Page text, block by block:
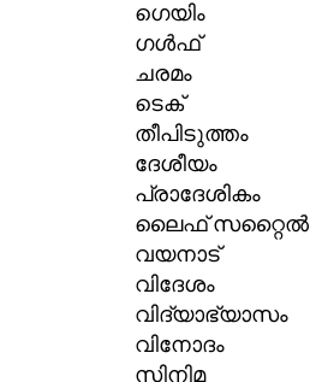
ഗെയിം
ഗൾഫ്
ചരമം
ടെക്
തീപിടുത്തം
ദേശീയം
പ്രാദേശികം
ലൈഫ് സറ്റൈൽ
വയനാട്
വിദേശം
വിദ്യാഭ്യാസം
വിനോദം
സിനിമ